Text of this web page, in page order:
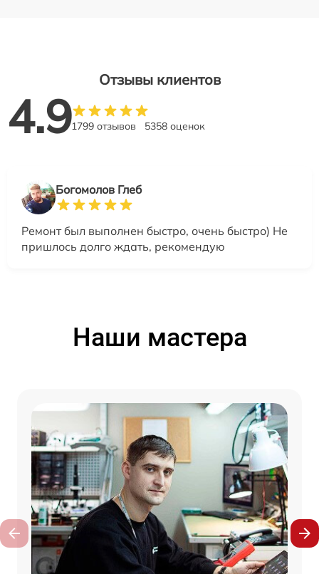
Отзывы клиентов
4.91799 отзывов 5358 оценок
Богомолов Глеб
Ремонт был выполнен быстро, очень быстро) Не
пришлось долго ждать, рекомендую
Наши мастера